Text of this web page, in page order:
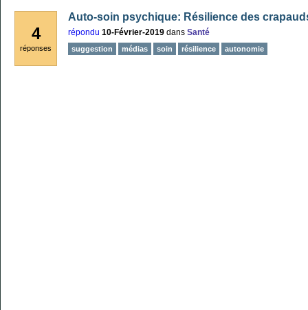
4
réponses
Auto-soin psychique: Résilience des
répondu 10-Février-2019 dans Santé
suggestion médias soin résilience autonomie